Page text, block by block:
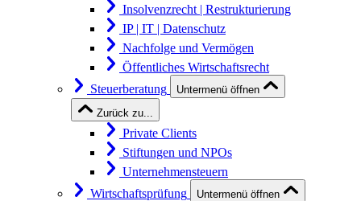
Insolvenzrecht | Restrukturierung
IP | IT | Datenschutz
Nachfolge und Vermögen
Öffentliches Wirtschaftsrecht
Steuerberatung
Untermenü öffnen
Zurück zu...
Private Clients
Stiftungen und NPOs
Unternehmensteuern
Wirtschaftsprüfung
Untermenü öffnen